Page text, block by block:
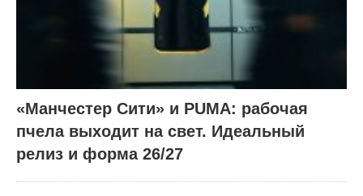
«Манчестер Сити» и PUMA: рабочая
пчела выходит на свет. Идеальный
релиз и форма 26/27